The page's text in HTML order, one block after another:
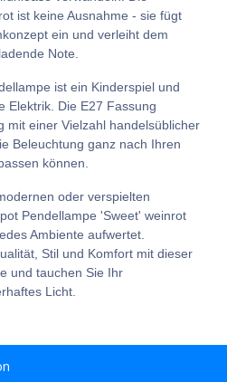
ist keine Ausnahme - sie fügt
ein und verleiht dem
Note.
ist ein Kinderspiel und
Elektrik. Die E27 Fassung
mit einer Vielzahl handelsüblicher
Beleuchtung ganz nach Ihren
können.
oder verspielten
Pendellampe 'Sweet' weinrot
Ambiente aufwertet.
Stil und Komfort mit dieser
und tauchen Sie Ihr
Licht.